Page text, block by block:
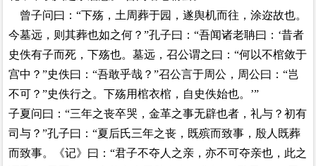
曾子问曰：“下殇，土周葬于园，遂舆机而往，涂迩故也。
今墓远，则其葬也如之何？”孔子曰：“吾闻诸老聃曰：‘昔者
史佚有子而死，下殇也。墓远，召公谓之曰：“何以不棺敛于
宫中？”史佚曰：“吾敢乎哉？”召公言于周公，周公曰：“岂
不可？”史佚行之。下殇用棺衣棺，自史佚始也。’”
子夏问曰：“三年之丧卒哭，金革之事无辟也者，礼与？初有
司与？”孔子曰：“夏后氏三年之丧，既殡而致事，殷人既葬
而致事。《记》曰：“君子不夺人之亲，亦不可夺亲也，此之